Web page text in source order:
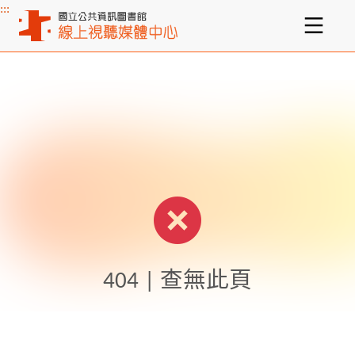
主要內容區塊
:::
404 | 查無此頁